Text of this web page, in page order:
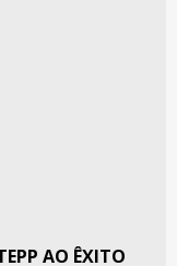
AO ÊXITO